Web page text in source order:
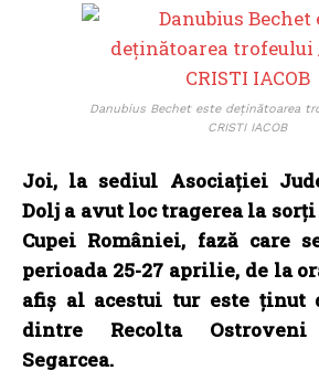
Danubius Bechet este deținătoarea
CRISTI IACOB
Joi, la sediul Asociației
Dolj a avut loc tragerea la
Cupei României, fază care
perioada 25-27 aprilie, de la
afiș al acestui tur este ținut
dintre Recolta
Segarcea.